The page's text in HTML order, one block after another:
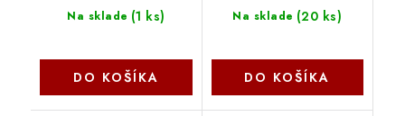
Na sklade (1 ks)
DO KOŠÍKA
Na sklade (20 ks)
DO KOŠÍKA